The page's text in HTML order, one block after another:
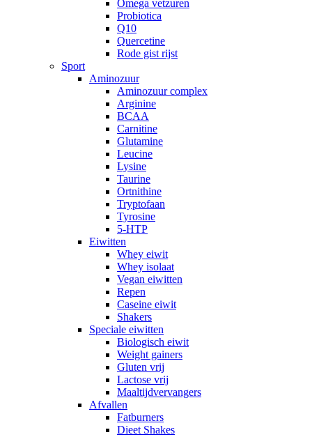
Omega vetzuren
Probiotica
Q10
Quercetine
Rode gist rijst
Sport
Aminozuur
Aminozuur complex
Arginine
BCAA
Carnitine
Glutamine
Leucine
Lysine
Taurine
Ortnithine
Tryptofaan
Tyrosine
5-HTP
Eiwitten
Whey eiwit
Whey isolaat
Vegan eiwitten
Repen
Caseine eiwit
Shakers
Speciale eiwitten
Biologisch eiwit
Weight gainers
Gluten vrij
Lactose vrij
Maaltijdvervangers
Afvallen
Fatburners
Dieet Shakes